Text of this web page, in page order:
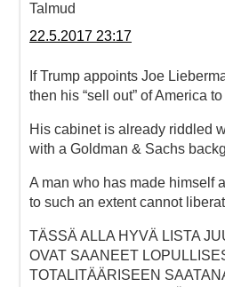
Talmud
22.5.2017 23:17
If Trump appoints Joe
then his “sell out” of America
His cabinet is already riddled
with a Goldman & Sachs
A man who has made himself
to such an extent cannot
TÄSSÄ ALLA HYVÄ LISTA
OVAT SAANEET
TOTALITÄÄRISEEN